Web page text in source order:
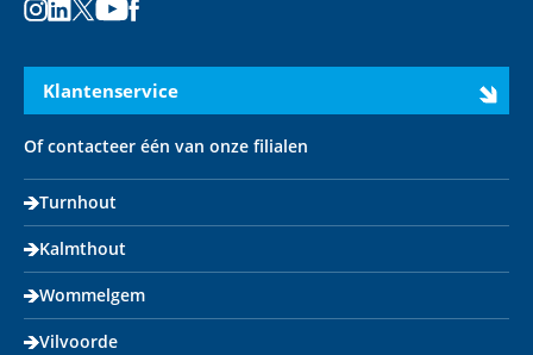
Klantenservice
Of contacteer één van onze filialen
Turnhout
Kalmthout
Wommelgem
Vilvoorde